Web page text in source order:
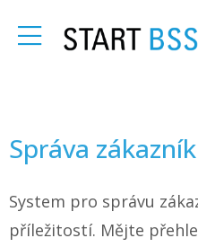
Správa
System pro správu
příležitostí. Mějte